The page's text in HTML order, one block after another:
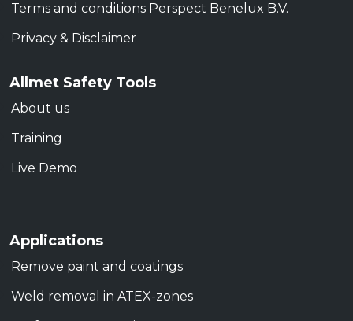
Terms and conditions Perspect Benelux B.V.
Privacy & Disclaimer
Allmet Safety Tools
About us
Training
Live Demo
Applications
Remove paint and coatings
Weld removal in ATEX-zones